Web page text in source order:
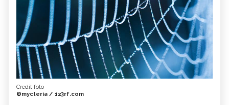
Credit foto
©mycteria / 123rf.com